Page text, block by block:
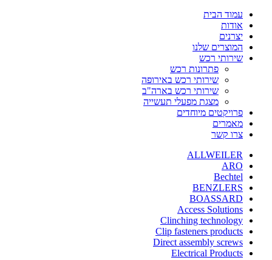
עמוד הבית
אודות
יצרנים
המוצרים שלנו
שירותי רכש
פתרונות רכש
שירותי רכש באירופה
שירותי רכש בארה"ב
מצגת מפעלי תעשייה
פרויקטים מיוחדים
מאמרים
צרו קשר
ALLWEILER
ARO
Bechtel
BENZLERS
BOASSARD
Access Solutions
Clinching technology
Clip fasteners products
Direct assembly screws
Electrical Products